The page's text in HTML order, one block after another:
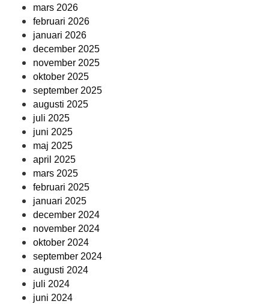
mars 2026
februari 2026
januari 2026
december 2025
november 2025
oktober 2025
september 2025
augusti 2025
juli 2025
juni 2025
maj 2025
april 2025
mars 2025
februari 2025
januari 2025
december 2024
november 2024
oktober 2024
september 2024
augusti 2024
juli 2024
juni 2024